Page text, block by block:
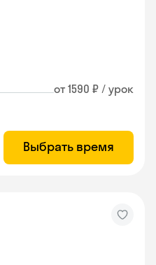
от 1590 ₽ / урок
Выбрать время